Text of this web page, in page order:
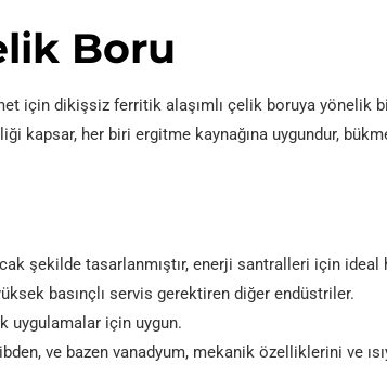
Boru
için dikişsiz ferritik alaşımlı çelik boruya yönelik
kapsar, her biri ergitme kaynağına uygundur,
şekilde tasarlanmıştır, enerji santralleri için ideal
basınçlı servis gerektiren diğer endüstriler.
uygulamalar için uygun.
ve bazen vanadyum, mekanik özelliklerini ve